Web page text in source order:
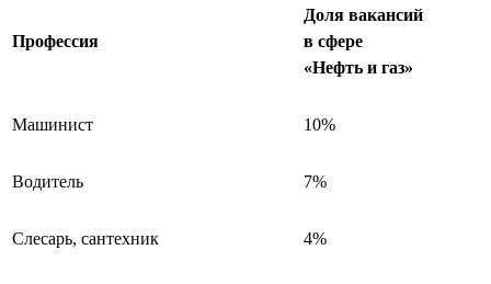
Профессия
Доля вакансий
в сфере
«Нефть и газ»
Машинист 10%
Водитель 7%
Слесарь, сантехник 4%